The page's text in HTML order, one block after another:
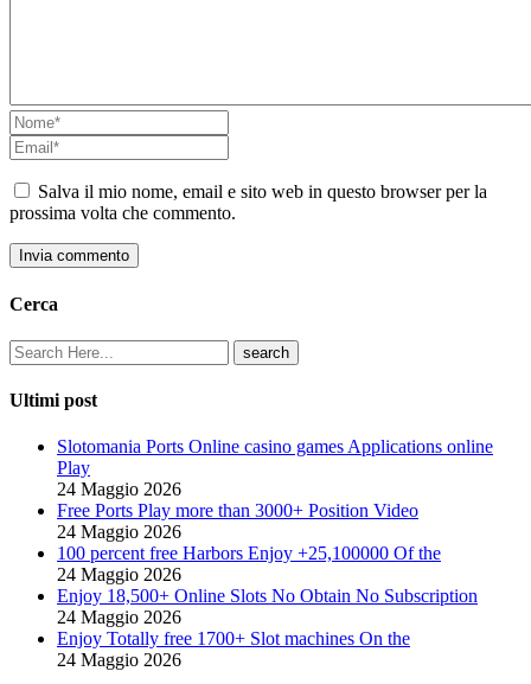
Salva il mio nome, email e sito web in questo browser per la
prossima volta che commento.
Invia commento
Cerca
Ultimi post
Slotomania Ports Online casino games Applications online
Play
24 Maggio 2026
Free Ports Play more than 3000+ Position Video
24 Maggio 2026
100 percent free Harbors Enjoy +25,100000 Of the
24 Maggio 2026
Enjoy 18,500+ Online Slots No Obtain No Subscription
24 Maggio 2026
Enjoy Totally free 1700+ Slot machines On the
24 Maggio 2026